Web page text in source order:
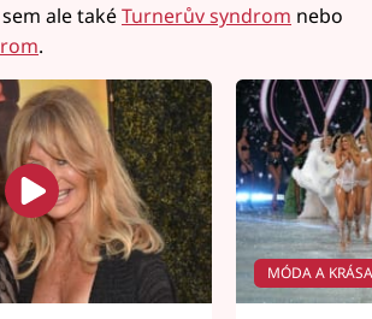
ale takéTurnerův syndrom nebo
.
MÓDA A